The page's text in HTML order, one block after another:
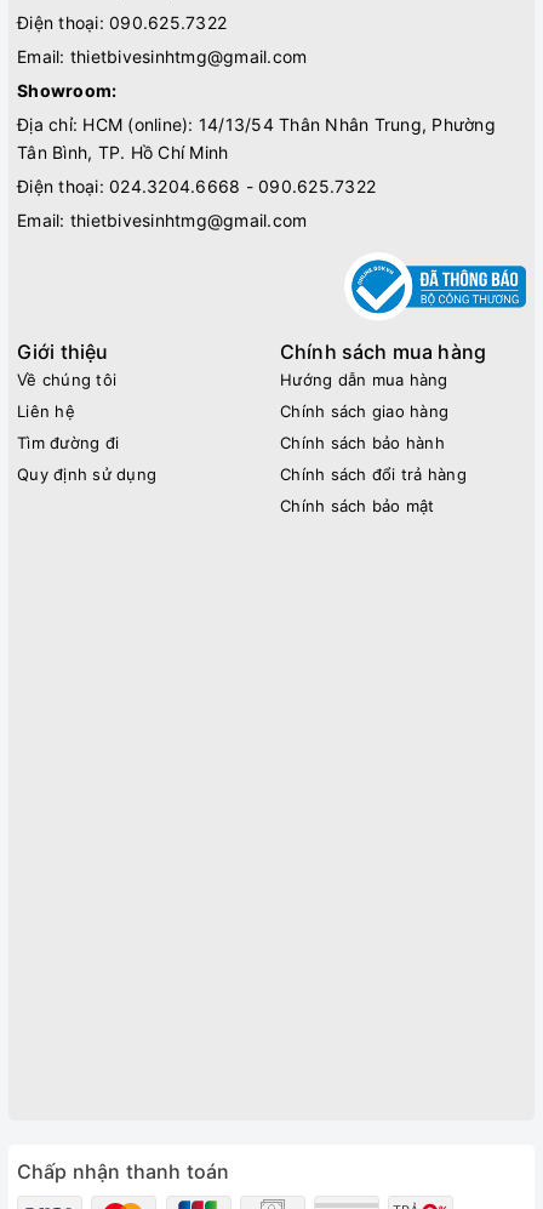
Điện thoại: 090.625.7322
Email: thietbivesinhtmg@gmail.com
Showroom:
Địa chỉ: HCM (online): 14/13/54 Thân Nhân Trung, Phường
Tân Bình, TP. Hồ Chí Minh
Điện thoại: 024.3204.6668 - 090.625.7322
Email: thietbivesinhtmg@gmail.com
Giới thiệu
Về chúng tôi
Liên hệ
Tìm đường đi
Quy định sử dụng
Chính sách mua hàng
Hướng dẫn mua hàng
Chính sách giao hàng
Chính sách bảo hành
Chính sách đổi trả hàng
Chính sách bảo mật
Chấp nhận thanh toán